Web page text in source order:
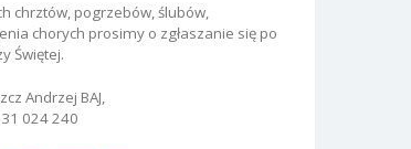
chrztów, pogrzebów, ślubów,
chorych prosimy o zgłaszanie się po
Świętej.
Andrzej BAJ,
024 240